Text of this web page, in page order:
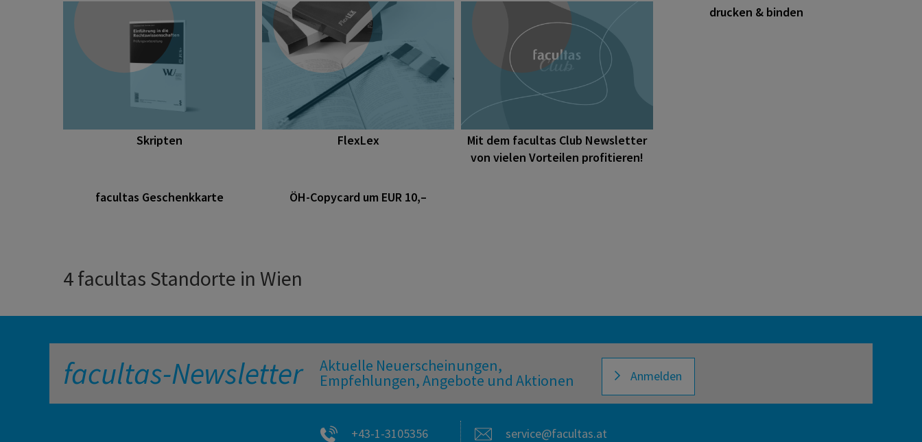
Skripten FlexLex
Mit dem facultas Club Newsletter
von vielen Vorteilen profitieren!
drucken & binden
facultas Geschenkkarte ÖH-Copycard um EUR 10,–
4 facultas Standorte in Wien
facultas-Newsletter Aktuelle Neuerscheinungen,
Empfehlungen, Angebote und Aktionen Anmelden
+43-1-3105356 service@facultas.at